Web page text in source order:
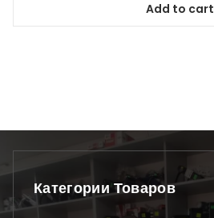
Add to cart
Категории Товаров